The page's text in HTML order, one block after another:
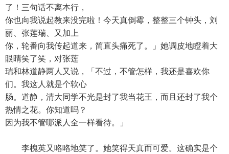
了！三句话不离本行，
你也向我说起教来没完啦！今天真倒霉，整整三个钟头，刘
丽、张莲瑞、又加上
你，轮番向我传起道来，简直头痛死了。」她调皮地瞪着大
眼睛笑了笑，对张莲
瑞和林道静两人又说，「不过，不管怎样，我还是喜欢你
们。我这人就是个软心
肠。道静，清大同学不光是封了我当花王，而且还封了我个
热情之花。你知道吗？
因为我不管哪派人全一样看待。」
李槐英又咯咯地笑了。她笑得天真而可爱。这确实是个